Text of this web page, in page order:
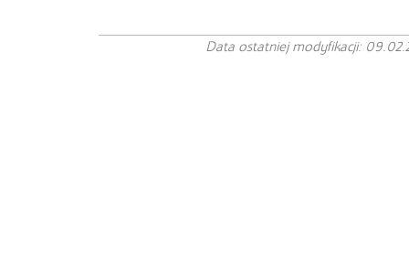
Data ostatniej modyfikacji: